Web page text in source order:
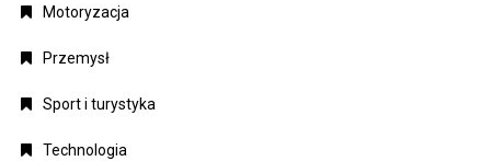
Motoryzacja
Przemysł
Sport i turystyka
Technologia